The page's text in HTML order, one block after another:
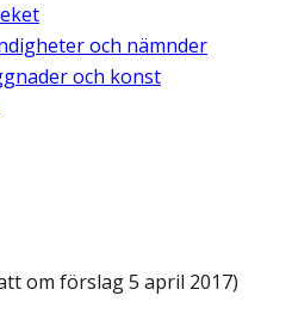
och nämnder
och konst
om förslag 5 april 2017)